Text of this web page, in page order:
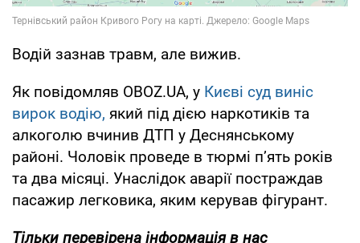
Водій зазнав травм, але вижив.
Як повідомляв OBOZ.UA, у Києві суд виніс
вирок водію, який під дією наркотиків та
алкоголю вчинив ДТП у Деснянському
районі. Чоловік проведе в тюрмі п’ять років
та два місяці. Унаслідок аварії постраждав
пасажир легковика, яким керував фігурант.
Тільки перевірена інформація в нас